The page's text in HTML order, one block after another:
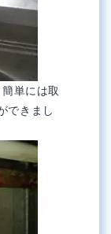
単には取
できまし